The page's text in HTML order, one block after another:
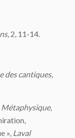
, 2, 11-14.
des cantiques,
Métaphysique,
», Laval